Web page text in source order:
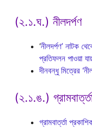
(২.১.ঘ.) নীলদর্পণ
‘নীলদর্পণ’ নাটক
প্রতিফলন পাওয়া
দীনবন্ধু মিত্রের
(২.১.ঙ.)
গ্রামবাৰ্ত্তা